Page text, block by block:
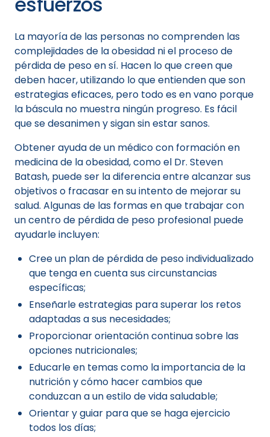
La mayoría de las personas no comprenden las
complejidades de la obesidad ni el proceso de
pérdida de peso en sí. Hacen lo que creen que
deben hacer, utilizando lo que entienden que son
estrategias eficaces, pero todo es en vano porque
la báscula no muestra ningún progreso. Es fácil
que se desanimen y sigan sin estar sanos.
Obtener ayuda de un médico con formación en
medicina de la obesidad, como el Dr. Steven
Batash, puede ser la diferencia entre alcanzar sus
objetivos o fracasar en su intento de mejorar su
salud. Algunas de las formas en que trabajar con
un centro de pérdida de peso profesional puede
ayudarle incluyen:
Cree un plan de pérdida de peso individualizado
que tenga en cuenta sus circunstancias
específicas;
Enseñarle estrategias para superar los retos
adaptadas a sus necesidades;
Proporcionar orientación continua sobre las
opciones nutricionales;
Educarle en temas como la importancia de la
nutrición y cómo hacer cambios que
conduzcan a un estilo de vida saludable;
Orientar y guiar para que se haga ejercicio
todos los días;